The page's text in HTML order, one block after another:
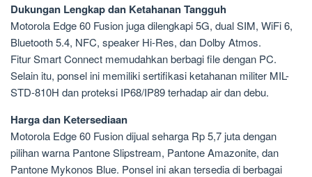
Dukungan Lengkap dan Ketahanan Tangguh
Motorola Edge 60 Fusion juga dilengkapi 5G, dual SIM, WiFi 6,
Bluetooth 5.4, NFC, speaker Hi-Res, dan Dolby Atmos.
Fitur Smart Connect memudahkan berbagi file dengan PC.
Selain itu, ponsel ini memiliki sertifikasi ketahanan militer MIL-
STD-810H dan proteksi IP68/IP89 terhadap air dan debu.
Harga dan Ketersediaan
Motorola Edge 60 Fusion dijual seharga Rp 5,7 juta dengan
pilihan warna Pantone Slipstream, Pantone Amazonite, dan
Pantone Mykonos Blue. Ponsel ini akan tersedia di berbagai